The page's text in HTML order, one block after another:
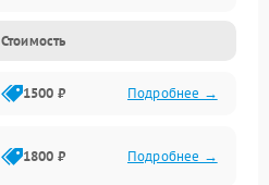
Стоимость
1500 ₽ Подробнее →
1800 ₽ Подробнее →